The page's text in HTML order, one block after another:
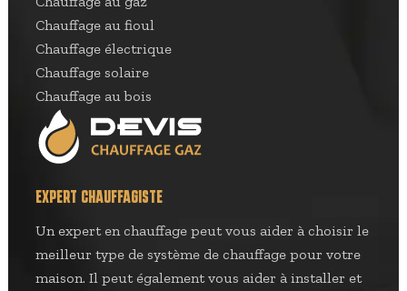
Chauffage au fioul
Chauffage électrique
Chauffage solaire
Chauffage au bois
EXPERT CHAUFFAGISTE
Un expert en chauffage peut vous aider à choisir le
meilleur type de système de chauffage pour votre
maison. Il peut également vous aider à installer et